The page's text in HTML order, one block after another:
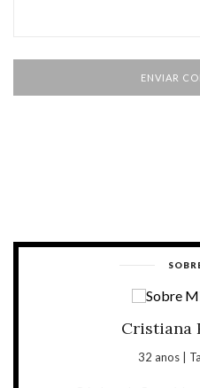
Cristiana
32 anos |